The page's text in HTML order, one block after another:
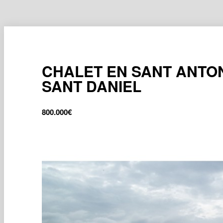
CHALET EN SANT
SANT DANIEL
800.000€